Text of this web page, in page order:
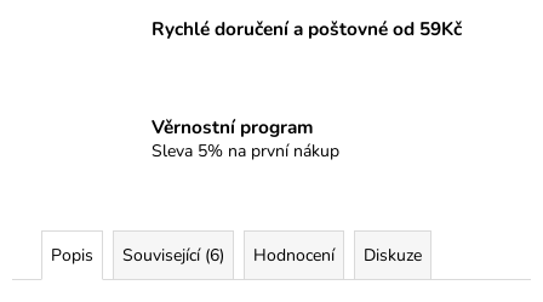
Rychlé doručení a poštovné od 59Kč
Věrnostní program
Sleva 5% na první nákup
Popis Související (6) Hodnocení Diskuze